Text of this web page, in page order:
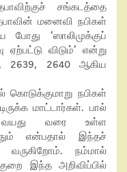
சங்கடத்தை
மனைவி நபிகள்
‘ஸாலிமுக்குப்
விடும்’ என்று
2639, 2640 ஆகிய
நபிகள்
மாட்டார்கள். பால்
வரை உள்ள
என்பதால் இந்தச்
வருகிறோம். நம்மால்
இந்த அறிவிப்பில்